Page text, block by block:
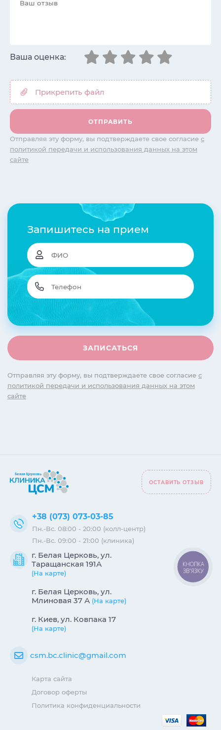
Ваша оценка:
Отправляя эту форму, вы подтверждаете свое согласие с
политикой передачи и использования данных на этом
сайте
Запишитесь на прием
Отправляя эту форму, вы подтверждаете свое согласие с
политикой передачи и использования данных на этом
сайте
г. Белая Церковь, ул.
Таращанская 191А
(На карте)
г. Белая Церковь, ул.
Млиновая 37 А (На карте)
г. Киев, ул. Ковпака 17
(На карте)
+38 (073) 073-03-85
Пн.-Вс. 08:00 - 20:00 (колл-центр)
Пн.-Вс. 09:00 - 21:00 (клиника)
csm.bc.clinic@gmail.com
Карта сайта
Договор оферты
Политика конфиденциальности
ОСТАВИТЬ ОТЗЫВ
КНОПКА
ЗВ'ЯЗКУ